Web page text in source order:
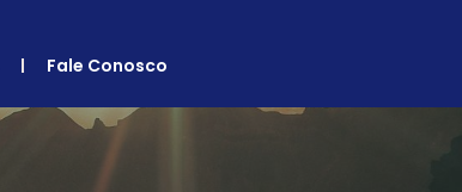
Fale Conosco